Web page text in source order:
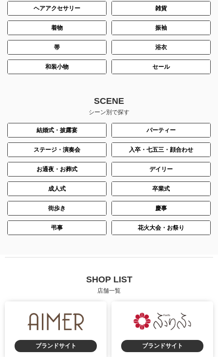
ヘアアクセサリー 雑貨
着物 振袖
帯 浴衣
和装小物 セール
SCENE
シーン別で探す
結婚式・披露宴 パーティー
ステージ・演奏会 入卒・七五三・顔合わせ
お通夜・お葬式 デイリー
成人式 卒業式
街歩き 慶事
弔事 花火大会・お祭り
SHOP LIST
店舗一覧
ブランドサイト ブランドサイト